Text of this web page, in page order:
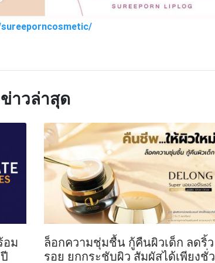
ข่าวล่าสุด
อม
ล็อกความชุ่มชื้น กู้คืนผิวเด็ก ลดริ้ว
รอย ยกกระชับผิว สัมผัสได้เพียงชั่ว